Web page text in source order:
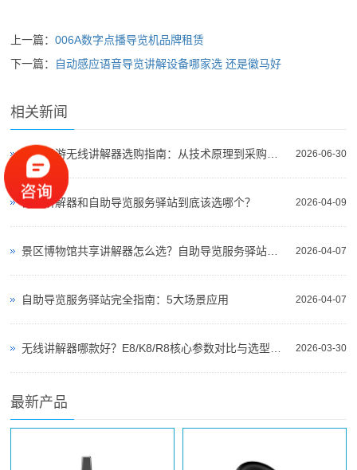
上一篇：006A数字点播导览机品牌租赁
下一篇： 自动感应语音导览讲解设备哪家选 还是徽马好
相关新闻
2026-06-30
2026-04-09
自助讲解器和自助导览服务驿站到底该选哪个？
2026-04-07
2026-04-07
自助导览服务驿站完全指南：5大场景应用
2026-03-30
最新产品